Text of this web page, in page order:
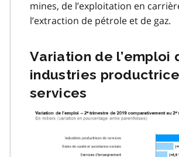
mines, de l’exploitation en
l’extraction de pétrole et de gaz.
Variation de l’emploi
industries
services